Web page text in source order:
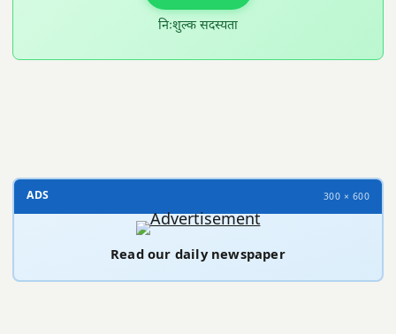
निःशुल्क सदस्यता
ADS 300 × 600
Read our daily newspaper